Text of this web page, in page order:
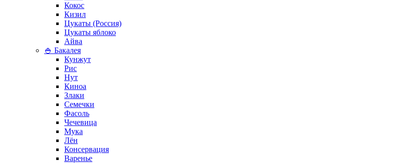
Кокос
Кизил
Цукаты (Россия)
Цукаты яблоко
Айва
🍚 Бакалея
Кунжут
Рис
Нут
Киноа
Злаки
Семечки
Фасоль
Чечевица
Мука
Лён
Консервация
Варенье